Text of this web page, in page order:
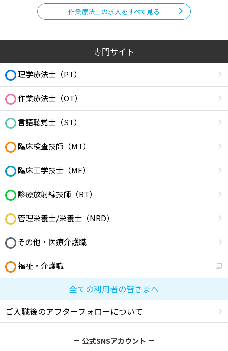
作業療法士の求人をすべて見る
専門サイト
理学療法士（PT）
作業療法士（OT）
言語聴覚士（ST）
臨床検査技師（MT）
臨床工学技士（ME）
診療放射線技師（RT）
管理栄養士/栄養士（NRD）
その他・医療介護職
福祉・介護職
全ての利用者の皆さまへ
ご入職後のアフターフォローについて
公式SNSアカウント